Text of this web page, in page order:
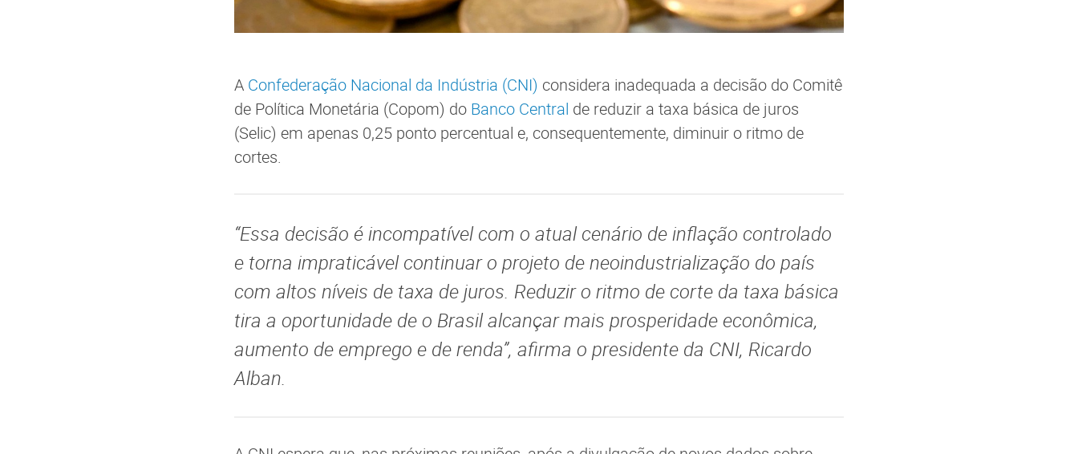
A Confederação Nacional da Indústria (CNI) considera inadequada a decisão do Comitê
de Política Monetária (Copom) do Banco Central de reduzir a taxa básica de juros
(Selic) em apenas 0,25 ponto percentual e, consequentemente, diminuir o ritmo de
cortes.
“Essa decisão é incompatível com o atual cenário de inflação controlado
e torna impraticável continuar o projeto de neoindustrialização do país
com altos níveis de taxa de juros. Reduzir o ritmo de corte da taxa básica
tira a oportunidade de o Brasil alcançar mais prosperidade econômica,
aumento de emprego e de renda”, afirma o presidente da CNI, Ricardo
Alban.